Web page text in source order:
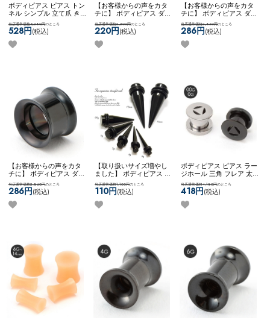
ボディピアス ピアス トン
ネル シンプル 立て爪 き
らきら キラキラ 華やか
おしゃれ 素敵 ネコポス
OK[ 12mm ] 立爪ジュエル
フレッシュトンネル
当店通常価格5,280円のところ
528円(税込)
【お客様からの声をカタ
チに】 ボディピアス ダブ
ルフレア シンプル アレン
ジ カスタム 拡張 かっこ
いい ステンレス ネコポス
OK
当店通常価格2,200円のところ
220円(税込)
【お客様からの声をカタ
チに】 ボディピアス ダブ
ルフレア シンプル アレン
ジ カスタム 拡張 かっこ
いい ステンレス ネコポス
OK
当店通常価格2,860円のところ
286円(税込)
【お客様からの声をカタ
チに】 ボディピアス ダブ
ルフレア シンプル アレン
ジ カスタム 拡張 かっこ
いい ステンレス ネコポス
OK
当店通常価格2,860円のところ
286円(税込)
【取り扱いサイズ増やし
ました】 ボディピアス ピ
アス 拡張用 ホール スト
レート ネコポスOK
エキスパンダー
当店通常価格1,100円のところ
110円(税込)
ボディピアス ピアス ラー
ジホール 三角 フレア 太
ゲージ ステンレス かっこ
いい お洒落 おしゃれ ネ
コポスOK▲プレートPLUG
当店通常価格4,180円のところ
418円(税込)